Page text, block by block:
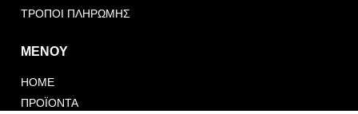
ΤΡΟΠΟΙ ΠΛΗΡΩΜΗΣ
ΜΕΝΟΥ
HOME
ΠΡΟΪΟΝΤΑ